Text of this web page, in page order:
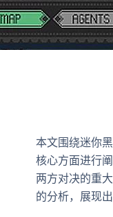
本文围绕迷你
核心方面进行
两方对决的重
的分析，展现